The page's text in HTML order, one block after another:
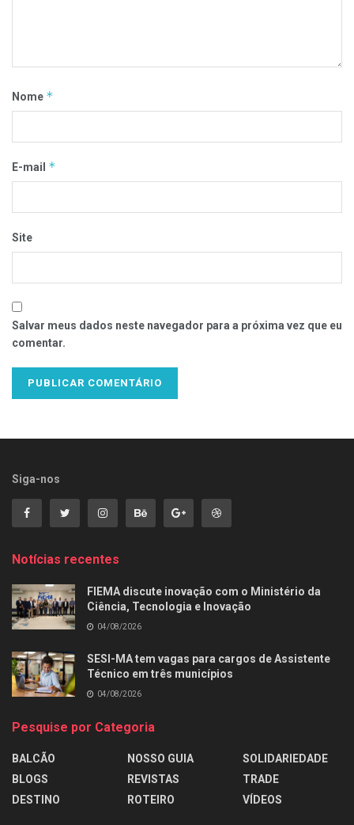
Nome *
E-mail *
Site
Salvar meus dados neste navegador para a próxima vez que eu
comentar.
Siga-nos
Notícias recentes
FIEMA discute inovação com o Ministério da
Ciência, Tecnologia e Inovação
04/08/2026
SESI-MA tem vagas para cargos de Assistente
Técnico em três municípios
04/08/2026
Pesquise por Categoria
BALCÃO
BLOGS
DESTINO
NOSSO GUIA
REVISTAS
ROTEIRO
SOLIDARIEDADE
TRADE
VÍDEOS